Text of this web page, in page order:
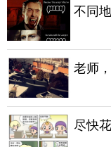
不同
老师
尽快